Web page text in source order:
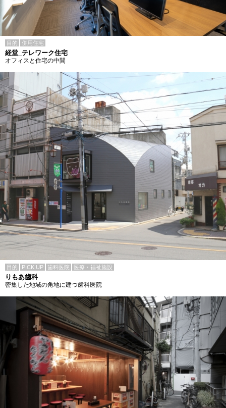
目的 併用住宅
経堂_テレワーク住宅
オフィスと住宅の中間
目的 PICK UP 歯科医院 医療・福祉施設
りもあ歯科
密集した地域の角地に建つ歯科医院